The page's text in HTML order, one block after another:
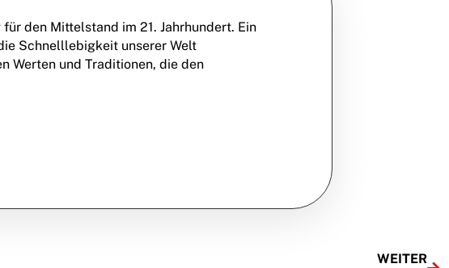
den Mittelstand im 21. Jahrhundert. Ein
Schnelllebigkeit unserer Welt
Werten und Traditionen, die den
WEITER